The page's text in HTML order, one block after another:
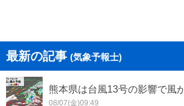
最新の記事 (気象予報士)
熊本県は台風13号の影響で
08/07(金)09:49